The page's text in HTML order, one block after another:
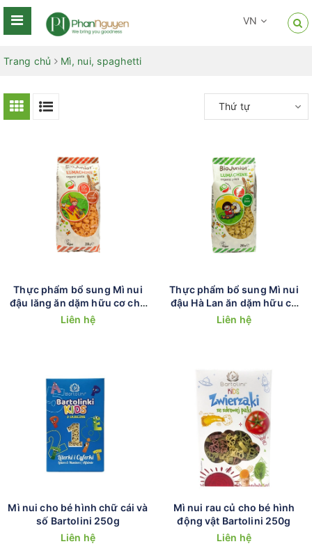
VN
Trang chủ Mì, nui, spaghetti
Thứ tự
Thực phẩm bổ sung Mì nui
đậu lăng ăn dặm hữu cơ cho
bé Bio Junior 200g
Liên hệ
Thực phẩm bổ sung Mì nui
đậu Hà Lan ăn dặm hữu cơ
cho bé Bio Junior 200g
Liên hệ
Mì nui cho bé hình chữ cái và
số Bartolini 250g
Liên hệ
Mì nui rau củ cho bé hình
động vật Bartolini 250g
Liên hệ